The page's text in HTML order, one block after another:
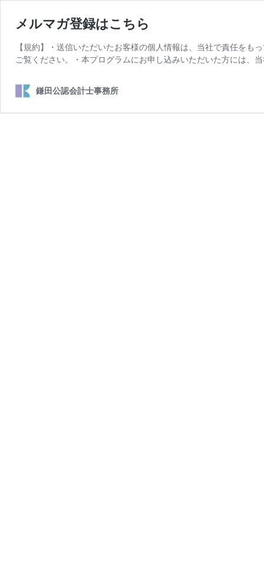
メルマガ登録はこちら
【規約】・送信いただいたお客様の個人情報は、当社で責任を
ご覧ください。・本プログラムにお申し込みいただいた方には、
鎌田公認会計士事務所